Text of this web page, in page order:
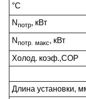
°С
N потр, кВт
N потр. макс, кВт
Холод. коэф.,COP
Длина установки,